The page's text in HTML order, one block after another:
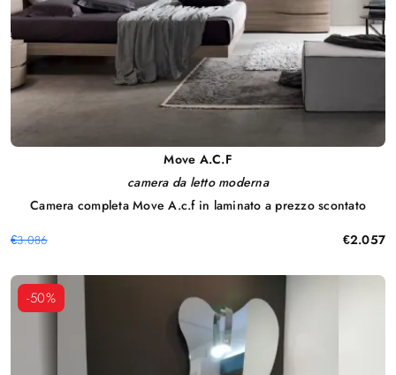
Move A.C.F
camera da letto moderna
Camera completa Move A.c.f in laminato a prezzo scontato
€3.086 €2.057
-50%